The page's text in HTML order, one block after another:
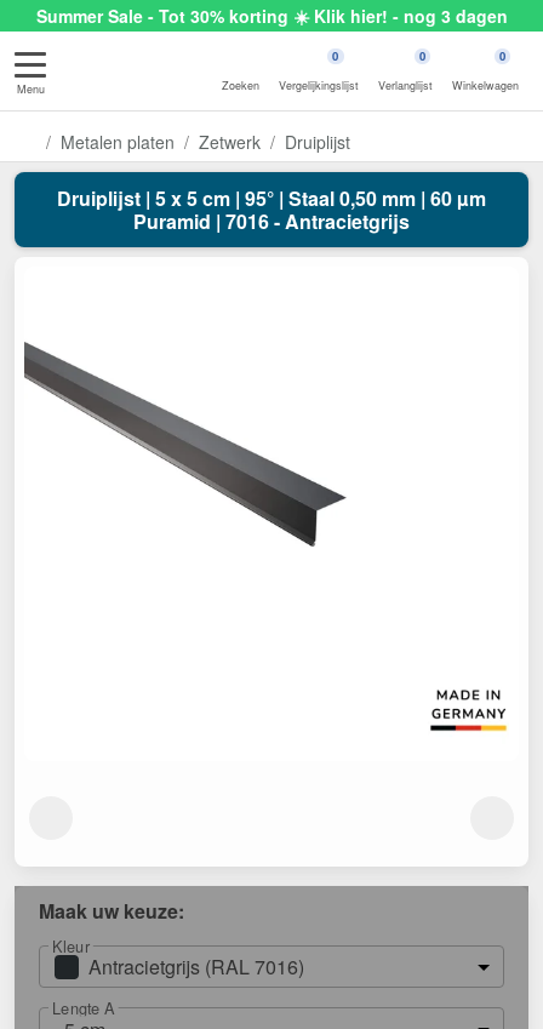
Summer Sale - Tot 30% korting ☀️ Klik hier! - nog 3 dagen
Menu Zoeken
0
Vergelijkingslijst
0
Verlanglijst
0
Winkelwagen
Metalen platen Zetwerk Druiplijst
Druiplijst | 5 x 5 cm | 95° | Staal 0,50 mm | 60 µm
Puramid | 7016 - Antracietgrijs
Maak uw keuze:
Kleur
Antracietgrijs (RAL 7016)
Lengte A